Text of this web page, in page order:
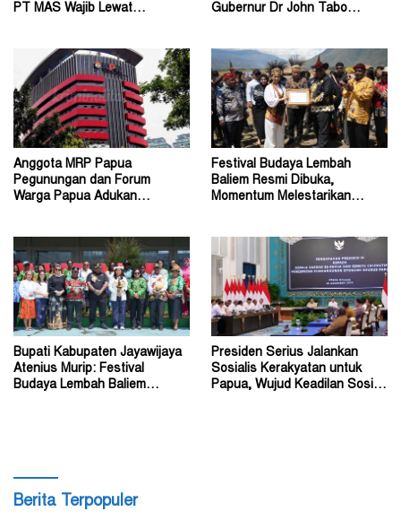
PT MAS Wajib Lewat
Gubernur Dr John Tabo
Anggota MRP Papua
Pegunungan dan Forum
Warga Papua Adukan
Festival Budaya Lembah
Baliem Resmi Dibuka,
Momentum Melestarikan
Bupati Kabupaten Jayawijaya
Atenius Murip: Festival
Budaya Lembah Baliem
Presiden Serius Jalankan
Sosialis Kerakyatan untuk
Papua, Wujud Keadilan Sosial
Berita Terpopuler